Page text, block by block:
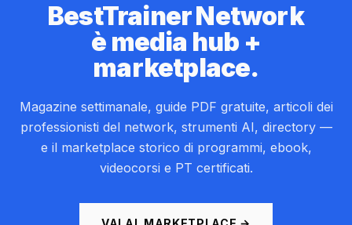
BestTrainer Network
è media hub +
marketplace.
Magazine settimanale, guide PDF gratuite, articoli dei
professionisti del network, strumenti AI, directory —
e il marketplace storico di programmi, ebook,
videocorsi e PT certificati.